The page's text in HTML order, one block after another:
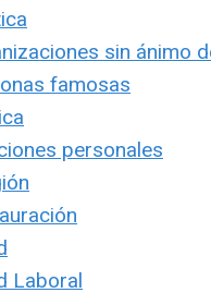
sin ánimo
famosas
personales
Laboral